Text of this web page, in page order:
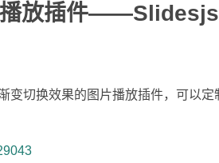
放插件——Slidesjs
变切换效果的图片播放插件，可以